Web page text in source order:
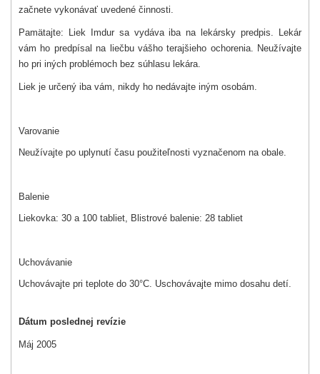
začnete vykonávať uvedené činnosti.
Pamätajte: Liek Imdur sa vydáva iba na lekársky predpis. Lekár
vám ho predpísal na liečbu vášho terajšieho ochorenia. Neužívajte
ho pri iných problémoch bez súhlasu lekára.
Liek je určený iba vám, nikdy ho nedávajte iným osobám.
Varovanie
Neužívajte po uplynutí času použiteľnosti vyznačenom na obale.
Balenie
Liekovka: 30 a 100 tabliet, Blistrové balenie: 28 tabliet
Uchovávanie
Uchovávajte pri teplote do 30°C. Uschovávajte mimo dosahu detí.
Dátum poslednej revízie
Máj 2005